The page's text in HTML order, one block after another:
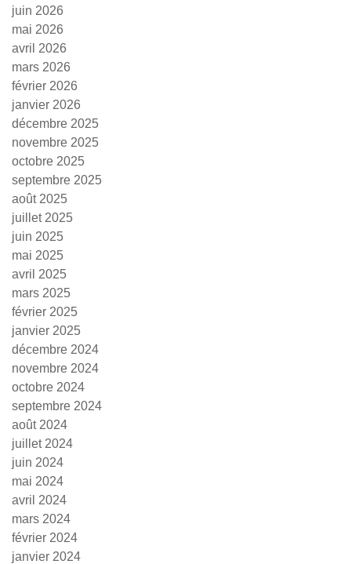
juin 2026
mai 2026
avril 2026
mars 2026
février 2026
janvier 2026
décembre 2025
novembre 2025
octobre 2025
septembre 2025
août 2025
juillet 2025
juin 2025
mai 2025
avril 2025
mars 2025
février 2025
janvier 2025
décembre 2024
novembre 2024
octobre 2024
septembre 2024
août 2024
juillet 2024
juin 2024
mai 2024
avril 2024
mars 2024
février 2024
janvier 2024